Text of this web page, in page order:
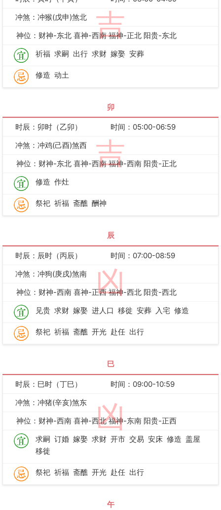
吉
冲煞：冲猴(戊申)煞北
神位：财神-东北 喜神-西南 福神-正北 阳贵-东北
祈福 求嗣 出行 求财 嫁娶 安葬
修造 动土
卯
吉
时辰：卯时（乙卯）
时间：05:00-06:59
冲煞：冲鸡(己酉)煞西
神位：财神-东北 喜神-西南 福神-西南 阳贵-正北
修造 作灶
祭祀 祈福 斋醮 酬神
辰
凶
时辰：辰时（丙辰）
时间：07:00-08:59
冲煞：冲狗(庚戌)煞南
神位：财神-西南 喜神-正西 福神-西北 阳贵-西北
见贵 求财 嫁娶 进人口 移徙 安葬 入宅 修造
祭祀 祈福 斋醮 开光 赴任 出行
巳
凶
时辰：巳时（丁巳）
时间：09:00-10:59
冲煞：冲猪(辛亥)煞东
神位：财神-西南 喜神-西北 福神-东南 阳贵-正西
求嗣 订婚 嫁娶 求财 开市 交易 安床 修造 盖屋
移徙
祭祀 祈福 斋醮 开光 赴任 出行
午